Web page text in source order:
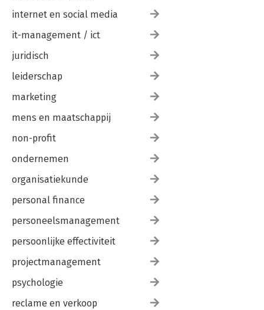
internet en social media
it-management / ict
juridisch
leiderschap
marketing
mens en maatschappij
non-profit
ondernemen
organisatiekunde
personal finance
personeelsmanagement
persoonlijke effectiviteit
projectmanagement
psychologie
reclame en verkoop